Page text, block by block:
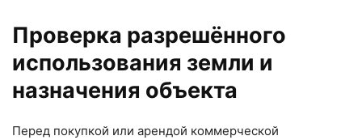
Проверка разрешённого
использования земли и
назначения объекта
Перед покупкой или арендой коммерческой